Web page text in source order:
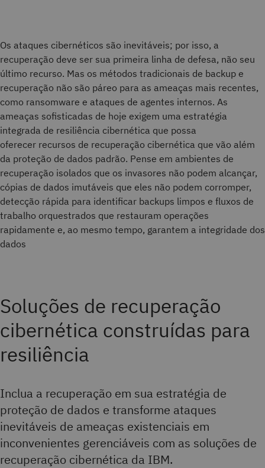
Os ataques cibernéticos são inevitáveis; por isso, a
recuperação deve ser sua primeira linha de defesa, não seu
último recurso. Mas os métodos tradicionais de backup e
recuperação não são páreo para as ameaças mais recentes,
como ransomware e ataques de agentes internos. As
ameaças sofisticadas de hoje exigem uma estratégia
integrada de resiliência cibernética que possa
oferecer recursos de recuperação cibernética que vão além
da proteção de dados padrão. Pense em ambientes de
recuperação isolados que os invasores não podem alcançar,
cópias de dados imutáveis que eles não podem corromper,
detecção rápida para identificar backups limpos e fluxos de
trabalho orquestrados que restauram operações
rapidamente e, ao mesmo tempo, garantem a integridade dos
dados
Soluções de recuperação
cibernética construídas para
resiliência
Inclua a recuperação em sua estratégia de
proteção de dados e transforme ataques
inevitáveis de ameaças existenciais em
inconvenientes gerenciáveis com as soluções de
recuperação cibernética da IBM.